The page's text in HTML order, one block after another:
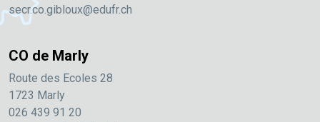
secr.co.gibloux@edufr.ch
CO de Marly
Route des Ecoles 28
1723 Marly
026 439 91 20